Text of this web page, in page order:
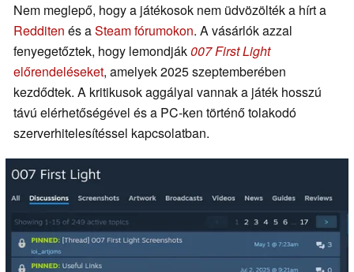
Nem meglepő, hogy a játékosok nem üdvözölték a hírt a
Redditen és aSteam fórumokon. A vásárlók azzal
fenyegetőztek, hogy lemondják007 First Light
előrendeléseket, amelyek 2025 szeptemberében
kezdődtek. A kritikusok aggályai vannak a játék hosszú
távú elérhetőségével és a PC-ken történő tolakodó
szerverhitelesítéssel kapcsolatban.